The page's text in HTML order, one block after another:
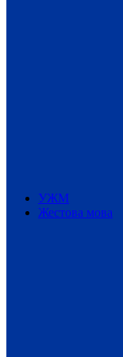
УЖМ
Жестова мова